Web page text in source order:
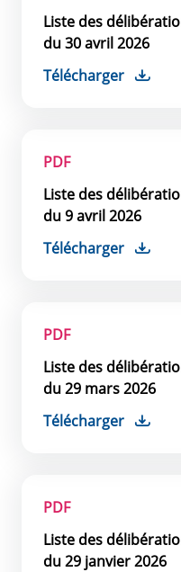
Liste des
du 30 avril 2026
Télécharger
PDF
Liste des
du 9 avril 2026
Télécharger
PDF
Liste des
du 29 mars 2026
Télécharger
PDF
Liste des
du 29 janvier 2026